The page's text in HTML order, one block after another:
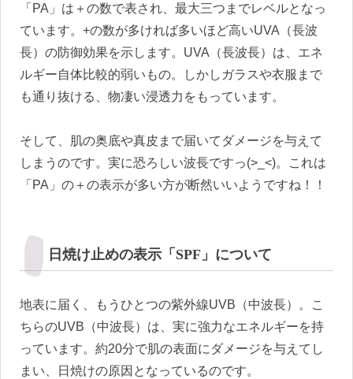
「PA」は＋の数で表され、最大三つまでレベルとなっ
ています。+の数が多ければ多いほど高いUVA（長波
長）の防御効果を示します。UVA（長波長）は、エネ
ルギー自体比較的弱いもの。しかしガラスや衣服まで
も通り抜ける、物凄い浸透力をもっています。
そして、肌の奥底や真皮まで届いてダメージを与えて
しまうのです。実に恐ろしい波長ですっ(>_<)。これは
「PA」の＋の表示が多い方が断然いいようですね！！
日焼け止めの表示「SPF」について
地表に届く、もうひとつの紫外線UVB（中波長）。こ
ちらのUVB（中波長）は、実に強力なエネルギーを持
っています。約20分で肌の表面にダメージを与えてし
まい、日焼けの原因となっているのです。